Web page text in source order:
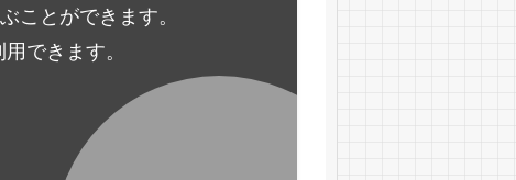
ことができます。
できます。